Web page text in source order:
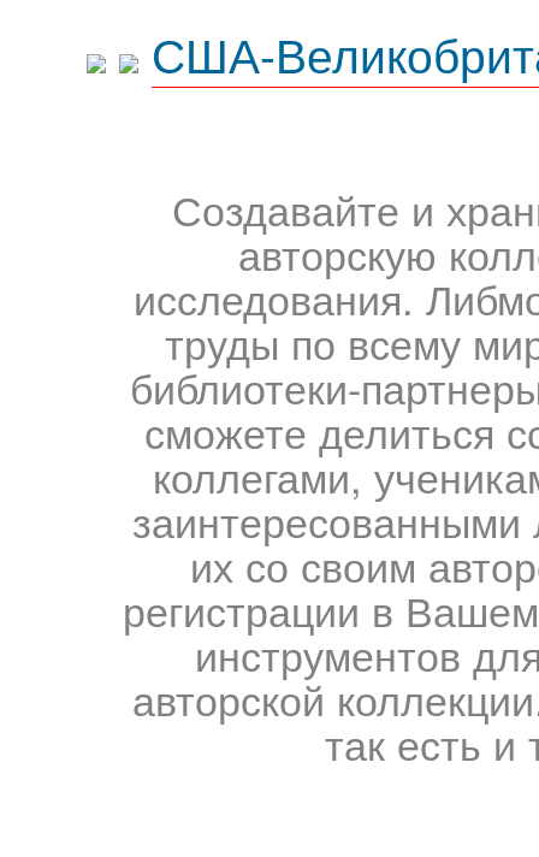
США-
Создавайте и
авторскую
исследования.
труды по всему
библиотеки-
сможете делиться
коллегами,
их со своим
регистрации в
инструментов
авторской
так есть и